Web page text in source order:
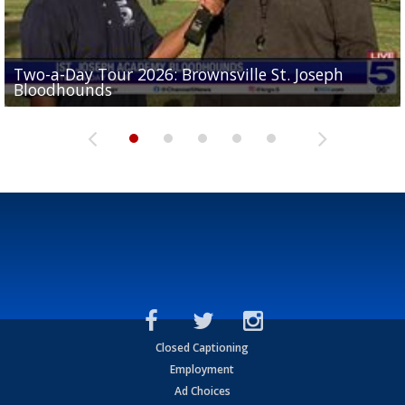
Two-a-Day Tour 2026: Brownsville St. Joseph
Bloodhounds
Two-a-Day Tour 2026: St. Joseph Academy
Bloodhounds
Two-a-Day Tour 2026: Sharyland Rattlers
Sit-down interview with UTRGV wide receiver
Tavian Cord
Two-a-Day Tour 2026: Raymondville Bearkats
Closed Captioning
Employment
Ad Choices